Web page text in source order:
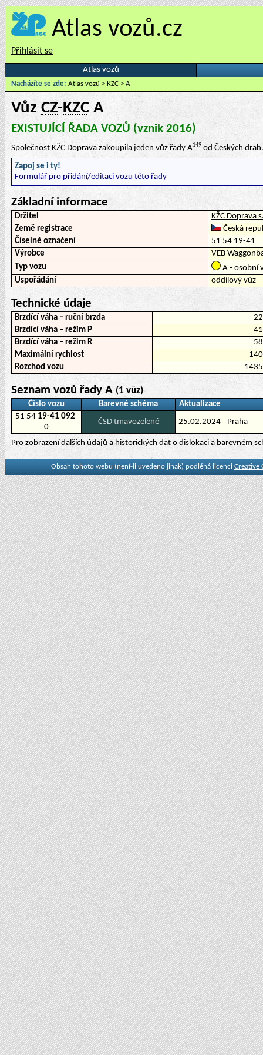
Atlas vozů.cz
Přihlásit se
Atlas vozů
Nacházíte se zde: Atlas vozů > KZC > A
VůzCZ-KZC A
EXISTUJÍCÍ ŘADA VOZŮ (vznik 2016)
Společnost KŽC Doprava zakoupila jeden vůz řady A149 od Českých drah.
Zapoj se i ty!
Formulář pro přidání/editaci vozu této řady
Základní informace
Držitel
KŽC Doprava
Země registrace
Česká
Číselné označení
51 54 19-41
Výrobce
VEB
Typ vozu
A - osobní
Uspořádání
oddílový vůz
Technické údaje
Brzdící váha – ruční brzda
22
Brzdící váha – režim P
41
Brzdící váha – režim R
58
Maximální rychlost
140
Rozchod vozu
1435
Seznam vozů řady A (1 vůz)
Číslo vozu Barevné schéma
Aktualizace
51 54 19-41 092-
0
ČSD tmavozelené 25.02.2024 Praha
Pro zobrazení dalších údajů a historických dat o dislokaci a barevném
Obsah tohoto webu (není-li uvedeno jinak) podléhá licenci Creative